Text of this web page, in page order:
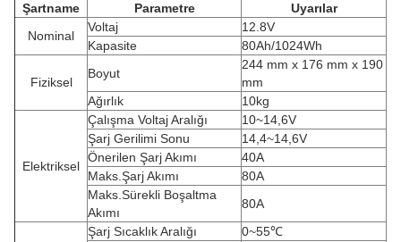
Şartname
Parametre
Uyarılar
Nominal
Voltaj
12.8V
Kapasite
80Ah/1024Wh
Fiziksel
Boyut
244 mm x 176 mm x 190
mm
Ağırlık
10kg
Elektriksel
Çalışma Voltaj Aralığı
10~14,6V
Şarj Gerilimi Sonu
14,4~14,6V
Önerilen Şarj Akımı
40A
Maks.Şarj Akımı
80A
Maks.Sürekli Boşaltma
Akımı
80A
Şarj Sıcaklık Aralığı
0~55℃